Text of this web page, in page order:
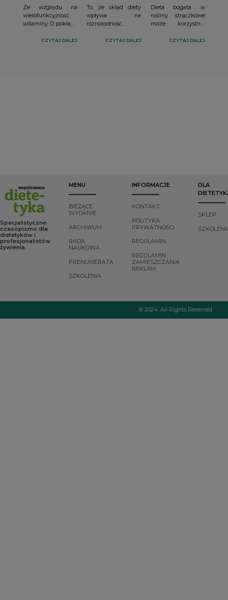
Ze względu na
wielofunkcyjność
witaminy D pokłada
jej korzystnym
CZYTAJ DALEJ
To, że skład diety
wpływa na
różnorodność
naszych jelitach jest
CZYTAJ DALEJ
Dieta bogata w
rośliny strączkowe
może korzystnie
nasze zdrowie.
CZYTAJ DALEJ
Specjalistyczne
czasopismo dla
dietetyków i
profesjonalistów
żywienia
MENU
BIEŻĄCE
WYDANIE
ARCHIWUM
RADA
NAUKOWA
PRENUMERATA
SZKOLENIA
INFORMACJE
KONTAKT
POLITYKA
PRYWATNOŚCI
REGULAMIN
REGULAMIN
ZAMIESZCZANIA
REKLAM
DLA
SKLEP
© 2024. All Rights Reserved